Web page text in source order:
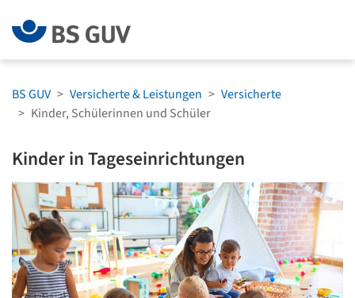
Zum Menü springen
BS GUV Versicherte & Leistungen
Versicherte
Kinder, Schülerinnen und Schüler
Kinder in Tageseinrichtungen